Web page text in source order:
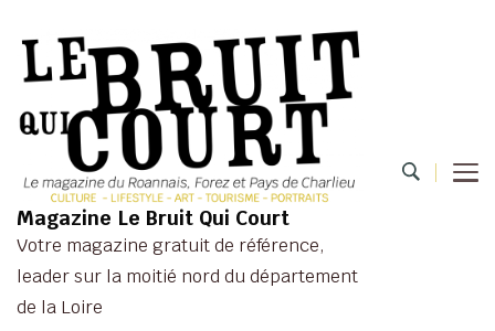
Magazine Le Bruit Qui Court
Votre magazine gratuit de référence,
leader sur la moitié nord du département
de la Loire